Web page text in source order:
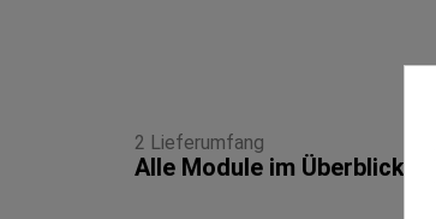
2 Lieferumfang
Alle Module im Überblick